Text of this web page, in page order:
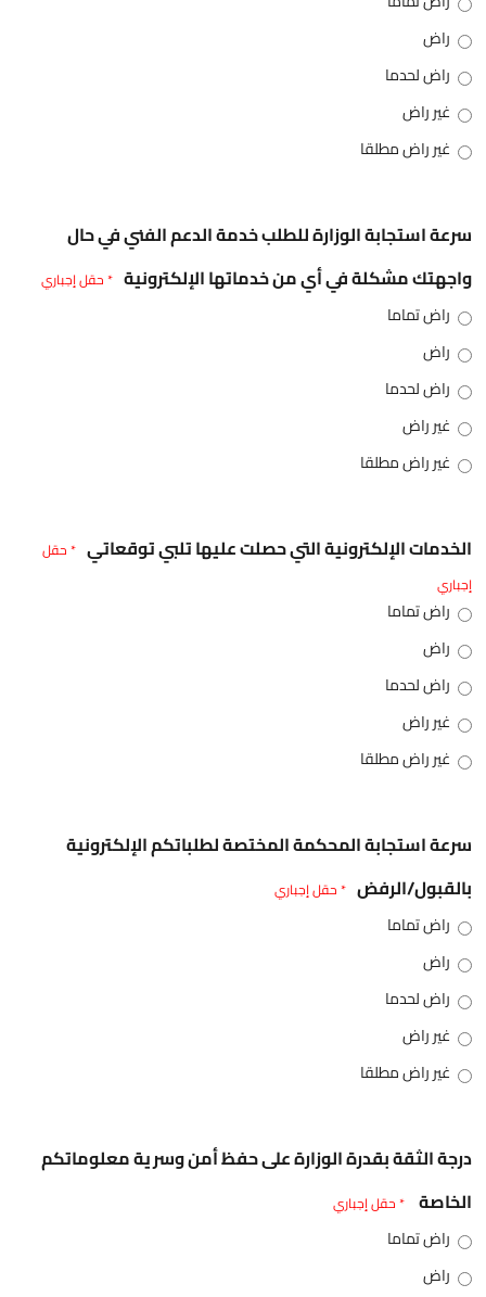
راض
راض لحدما
غير راض
غير راض مطلقا
سرعة استجابة الوزارة للطلب خدمة الدعم الفني في حال
واجهتك مشكلة في أي من خدماتها الإلكترونية * حقل إجباري
راض تماما
راض
راض لحدما
غير راض
غير راض مطلقا
الخدمات الإلكترونية التي حصلت عليها تلبي توقعاتي * حقل
إجباري
راض تماما
راض
راض لحدما
غير راض
غير راض مطلقا
سرعة استجابة المحكمة المختصة لطلباتكم الإلكترونية
بالقبول/الرفض * حقل إجباري
راض تماما
راض
راض لحدما
غير راض
غير راض مطلقا
درجة الثقة بقدرة الوزارة على حفظ أمن وسرية معلوماتكم
الخاصة * حقل إجباري
راض تماما
راض